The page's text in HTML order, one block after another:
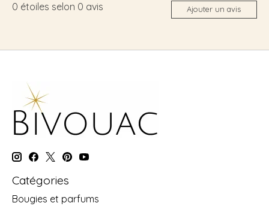
0 étoiles selon 0 avis Ajouter un avis
Catégories
Bougies et parfums